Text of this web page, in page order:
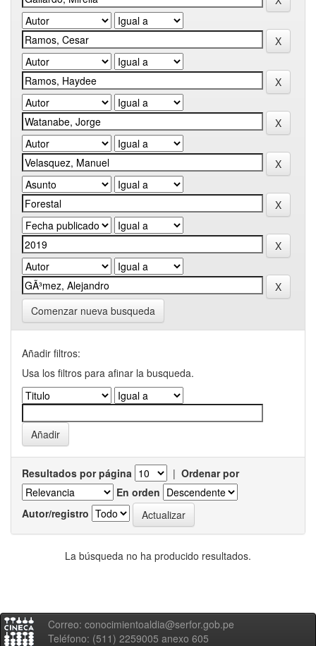
Comenzar nueva busqueda
Añadir filtros:
Usa los filtros para afinar la busqueda.
Resultados por página | Ordenar por
En orden
Autor/registro
La búsqueda no ha producido resultados.
Correo: conocimientoaldia@serfor.gob.pe
Teléfono: (511) 2259005 anexo 605